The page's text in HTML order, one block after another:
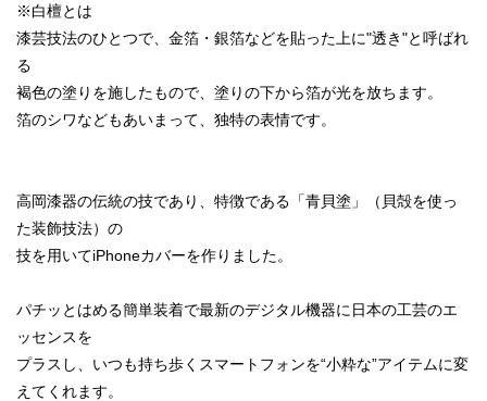
※白檀とは
漆芸技法のひとつで、金箔・銀箔などを貼った上に"透き"と呼ばれ
る
褐色の塗りを施したもので、塗りの下から箔が光を放ちます。
箔のシワなどもあいまって、独特の表情です。
高岡漆器の伝統の技であり、特徴である「青貝塗」（貝殻を使っ
た装飾技法）の
技を用いてiPhoneカバーを作りました。
パチッとはめる簡単装着で最新のデジタル機器に日本の工芸のエ
ッセンスを
プラスし、いつも持ち歩くスマートフォンを“小粋な”アイテムに変
えてくれます。